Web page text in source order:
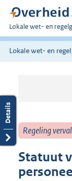
U
bent
hier:
Lokale wet- en
Lokale wet- en
Regeling
Statuut